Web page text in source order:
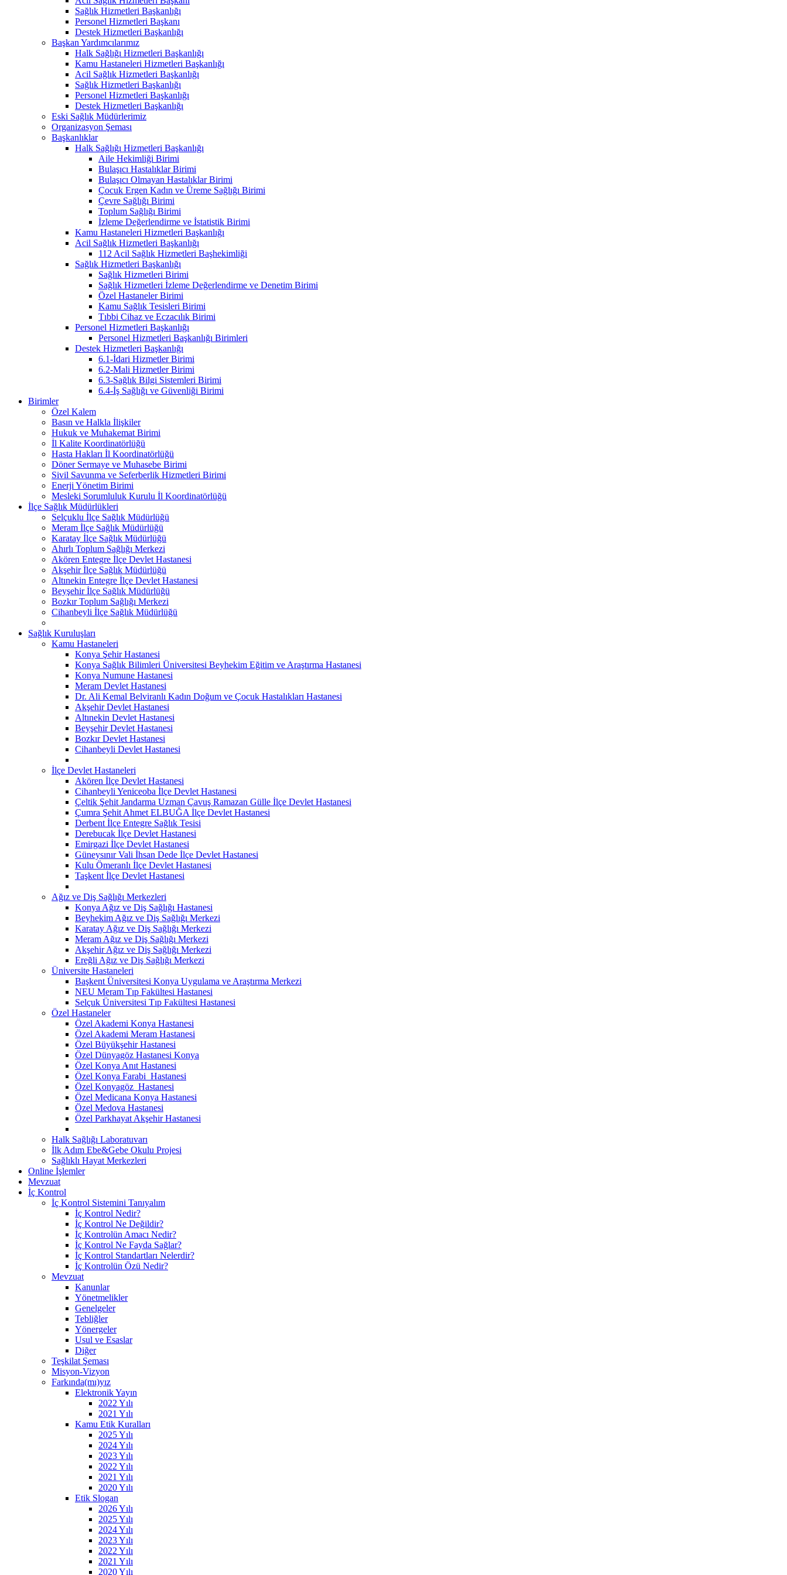
Sağlık Hizmetleri Başkanlığı
Personel Hizmetleri Başkanı
Destek Hizmetleri Başkanlığı
Başkan Yardımcılarımız
Halk Sağlığı Hizmetleri Başkanlığı
Kamu Hastaneleri Hizmetleri Başkanlığı
Acil Sağlık Hizmetleri Başkanlığı
Sağlık Hizmetleri Başkanlığı
Personel Hizmetleri Başkanlığı
Destek Hizmetleri Başkanlığı
Eski Sağlık Müdürlerimiz
Organizasyon Şeması
Başkanlıklar
Halk Sağlığı Hizmetleri Başkanlığı
Aile Hekimliği Birimi
Bulaşıcı Hastalıklar Birimi
Bulaşıcı Olmayan Hastalıklar Birimi
Çocuk Ergen Kadın ve Üreme Sağlığı Birimi
Çevre Sağlığı Birimi
Toplum Sağlığı Birimi
İzleme Değerlendirme ve İstatistik Birimi
Kamu Hastaneleri Hizmetleri Başkanlığı
Acil Sağlık Hizmetleri Başkanlığı
112 Acil Sağlık Hizmetleri Başhekimliği
Sağlık Hizmetleri Başkanlığı
Sağlık Hizmetleri Birimi
Sağlık Hizmetleri İzleme Değerlendirme ve Denetim Birimi
Özel Hastaneler Birimi
Kamu Sağlık Tesisleri Birimi
Tıbbi Cihaz ve Eczacılık Birimi
Personel Hizmetleri Başkanlığı
Personel Hizmetleri Başkanlığı Birimleri
Destek Hizmetleri Başkanlığı
6.1-İdari Hizmetler Birimi
6.2-Mali Hizmetler Birimi
6.3-Sağlık Bilgi Sistemleri Birimi
6.4-İş Sağlığı ve Güvenliği Birimi
Birimler
Özel Kalem
Basın ve Halkla İlişkiler
Hukuk ve Muhakemat Birimi
İl Kalite Koordinatörlüğü
Hasta Hakları İl Koordinatörlüğü
Döner Sermaye ve Muhasebe Birimi
Sivil Savunma ve Seferberlik Hizmetleri Birimi
Enerji Yönetim Birimi
Mesleki Sorumluluk Kurulu İl Koordinatörlüğü
İlçe Sağlık Müdürlükleri
Selçuklu İlçe Sağlık Müdürlüğü
Meram İlçe Sağlık Müdürlüğü
Karatay İlçe Sağlık Müdürlüğü
Ahırlı Toplum Sağlığı Merkezi
Akören Entegre İlçe Devlet Hastanesi
Akşehir İlçe Sağlık Müdürlüğü
Altınekin Entegre İlçe Devlet Hastanesi
Beyşehir İlçe Sağlık Müdürlüğü
Bozkır Toplum Sağlığı Merkezi
Cihanbeyli İlçe Sağlık Müdürlüğü
Sağlık Kuruluşları
Kamu Hastaneleri
Konya Şehir Hastanesi
Konya Sağlık Bilimleri Üniversitesi Beyhekim Eğitim ve Araştırma Hastanesi
Konya Numune Hastanesi
Meram Devlet Hastanesi
Dr. Ali Kemal Belviranlı Kadın Doğum ve Çocuk Hastalıkları Hastanesi
Akşehir Devlet Hastanesi
Altınekin Devlet Hastanesi
Beyşehir Devlet Hastanesi
Bozkır Devlet Hastanesi
Cihanbeyli Devlet Hastanesi
İlçe Devlet Hastaneleri
Akören İlçe Devlet Hastanesi
Cihanbeyli Yeniceoba İlçe Devlet Hastanesi
Çeltik Şehit Jandarma Uzman Çavuş Ramazan Gülle İlçe Devlet Hastanesi
Çumra Şehit Ahmet ELBUĞA İlçe Devlet Hastanesi
Derbent İlçe Entegre Sağlık Tesisi
Derebucak İlçe Devlet Hastanesi
Emirgazi İlçe Devlet Hastanesi
Güneysınır Vali İhsan Dede İlçe Devlet Hastanesi
Kulu Ömeranlı İlçe Devlet Hastanesi
Taşkent İlçe Devlet Hastanesi
Ağız ve Diş Sağlığı Merkezleri
Konya Ağız ve Diş Sağlığı Hastanesi
Beyhekim Ağız ve Diş Sağlığı Merkezi
Karatay Ağız ve Diş Sağlığı Merkezi
Meram Ağız ve Diş Sağlığı Merkezi
Akşehir Ağız ve Diş Sağlığı Merkezi
Ereğli Ağız ve Diş Sağlığı Merkezi
Üniversite Hastaneleri
Başkent Üniversitesi Konya Uygulama ve Araştırma Merkezi
NEU Meram Tıp Fakültesi Hastanesi
Selçuk Üniversitesi Tıp Fakültesi Hastanesi
Özel Hastaneler
Özel Akademi Konya Hastanesi
Özel Akademi Meram Hastanesi
Özel Büyükşehir Hastanesi
Özel Dünyagöz Hastanesi Konya
Özel Konya Anıt Hastanesi
Özel Konya Farabi Hastanesi
Özel Konyagöz Hastanesi
Özel Medicana Konya Hastanesi
Özel Medova Hastanesi
Özel Parkhayat Akşehir Hastanesi
Halk Sağlığı Laboratuvarı
İlk Adım Ebe&Gebe Okulu Projesi
Sağlıklı Hayat Merkezleri
Online İşlemler
Mevzuat
İç Kontrol
İç Kontrol Sistemini Tanıyalım
İç Kontrol Nedir?
İç Kontrol Ne Değildir?
İç Kontrolün Amacı Nedir?
İç Kontrol Ne Fayda Sağlar?
İç Kontrol Standartları Nelerdir?
İç Kontrolün Özü Nedir?
Mevzuat
Kanunlar
Yönetmelikler
Genelgeler
Tebliğler
Yönergeler
Usul ve Esaslar
Diğer
Teşkilat Şeması
Misyon-Vizyon
Farkında(mı)yız
Elektronik Yayın
2022 Yılı
2021 Yılı
Kamu Etik Kuralları
2025 Yılı
2024 Yılı
2023 Yılı
2022 Yılı
2021 Yılı
2020 Yılı
Etik Slogan
2026 Yılı
2025 Yılı
2024 Yılı
2023 Yılı
2022 Yılı
2021 Yılı
2020 Yılı